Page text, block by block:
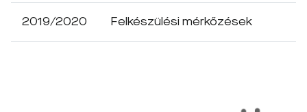
2019/2020 Felkészülési mérkőzések